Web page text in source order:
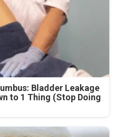
Bladder Leakage
to 1 Thing (Stop Doing